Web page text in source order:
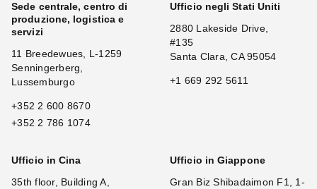
Sede centrale, centro di
produzione, logistica e
servizi
11 Breedewues, L-1259
Senningerberg,
Lussemburgo
+352 2 600 8670
+352 2 786 1074
Ufficio negli Stati Uniti
2880 Lakeside Drive,
#135
Santa Clara, CA 95054
+1 669 292 5611
Ufficio in Cina
35th floor, Building A,
Ufficio in Giappone
Gran Biz Shibadaimon F1, 1-